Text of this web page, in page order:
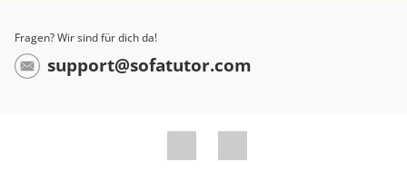
Fragen? Wir sind für dich da!
support@sofatutor.com